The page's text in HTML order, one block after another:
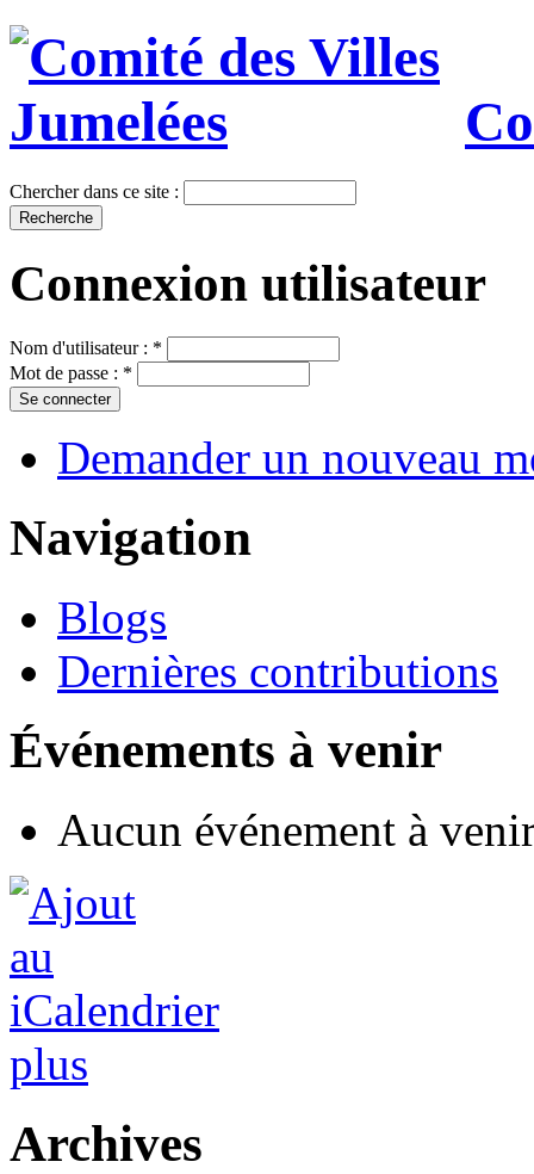
Chercher dans ce site :
Connexion utilisateur
Nom d'utilisateur : *
Mot de passe : *
Demander un nouveau
Navigation
Blogs
Dernières contributions
Événements à venir
Aucun événement à
plus
Archives